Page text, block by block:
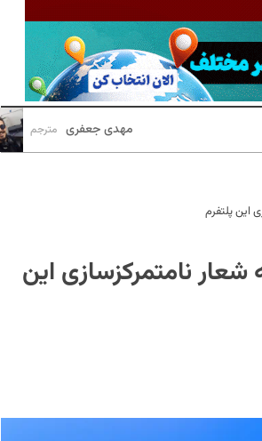
مهدی جعفری مترجم
این پلتفرم
نامتمرکزسازی این